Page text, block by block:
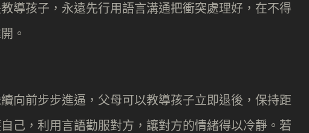
導孩子，永遠先行用語言溝通把衝突處理好，在不得
。
向前步步進逼，父母可以教導孩子立即退後，保持距
己，利用言語勸服對方，讓對方的情緒得以冷靜。若